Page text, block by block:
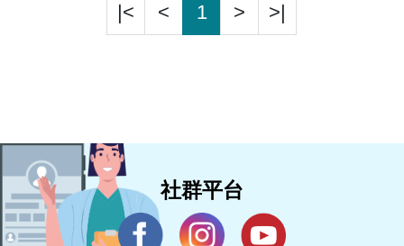
|< < 1 > >|
社群平台